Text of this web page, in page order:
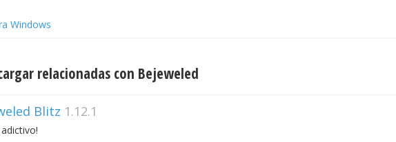
Windows
relacionadas con Bejeweled
Blitz 1.12.1
adictivo!